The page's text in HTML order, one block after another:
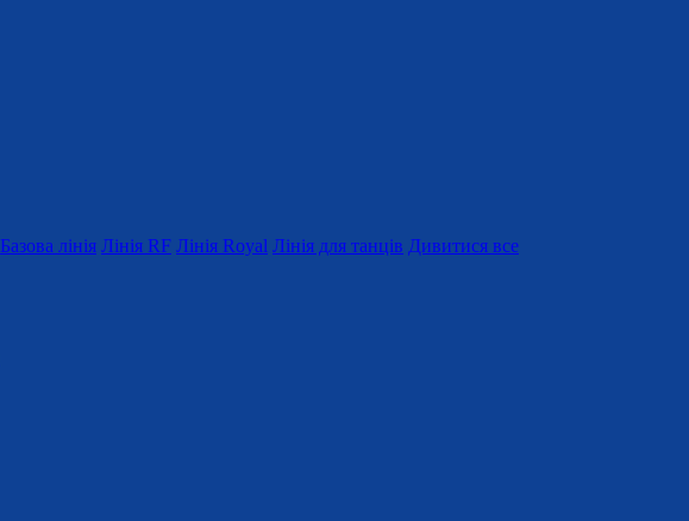
Базова лінія Лінія RF Лінія Royal Лінія для танців Дивитися все